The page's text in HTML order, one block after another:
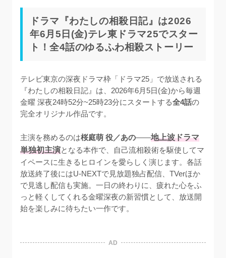
ドラマ『わたしの相殺日記』は2026
年6月5日(金)テレ東ドラマ25でスター
ト！全4話のゆるふわ相殺ストーリー
テレビ東京の深夜ドラマ枠「ドラマ25」で放送される
『わたしの相殺日記』は、2026年6月5日(金)から毎週
金曜 深夜24時52分~25時23分にスタートする全4話の
完全オリジナル作品です。
主演を務めるのは桜庭萌 役／あの——地上波ドラマ
単独初主演となる本作で、自己流相殺術を駆使してマ
イペースに生きるヒロインを愛らしく演じます。各話
放送終了後にはU-NEXTで見放題独占配信、TVerほか
で見逃し配信も実施。一日の終わりに、疲れた心をふ
っと軽くしてくれる金曜深夜の新習慣として、放送開
始を楽しみに待ちたい一作です。
AD